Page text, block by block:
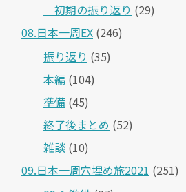
＿初期の振り返り (29)
08.日本一周EX (246)
振り返り (35)
本編 (104)
準備 (45)
終了後まとめ (52)
雑談 (10)
09.日本一周穴埋め旅2021 (251)